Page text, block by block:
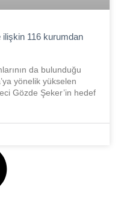
ilişkin 116 kurumdan
da bulunduğu
yönelik yükselen
Gözde Şeker’in hedef